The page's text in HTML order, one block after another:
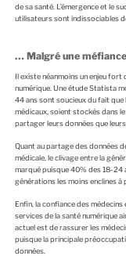
de sa santé. L’émergence et le
utilisateurs sont indissociables
… Malgré une
Il existe néanmoins un enjeu
numérique. Une étude Statista
44 ans sont soucieux du fait
médicaux, soient stockés dans
partager leurs données que leurs
Quant au partage des données
médicale, le clivage entre la
marqué puisque 40% des 18-
générations les moins enclines à
Enfin, la confiance des
services de la santé numérique
actuel est de rassurer les
puisque la principale
données.